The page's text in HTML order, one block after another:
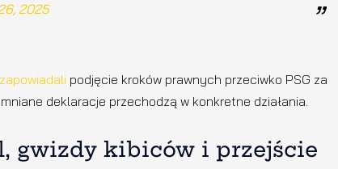
2025
zapowiadali podjęcie kroków prawnych przeciwko PSG za
deklaracje przechodzą w konkretne działania.
gwizdy kibiców i przejście